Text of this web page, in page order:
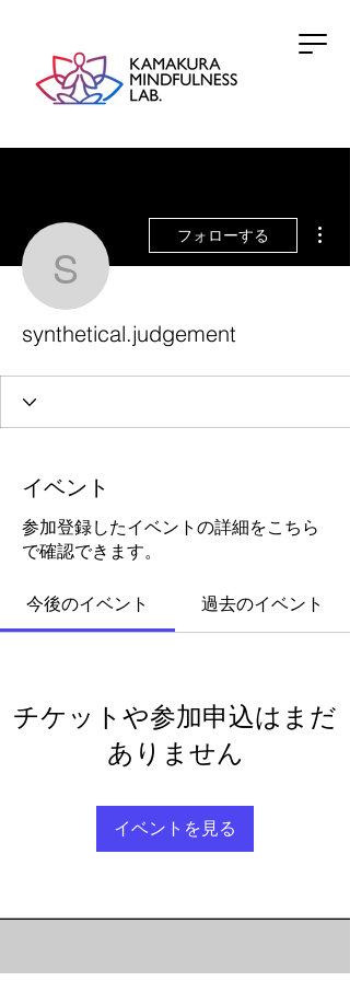
フォローする
synthetical.judgement
イベント
参加登録したイベントの詳細をこちら
で確認できます。
今後のイベント 過去のイベント
チケットや参加申込はまだ
ありません
イベントを見る